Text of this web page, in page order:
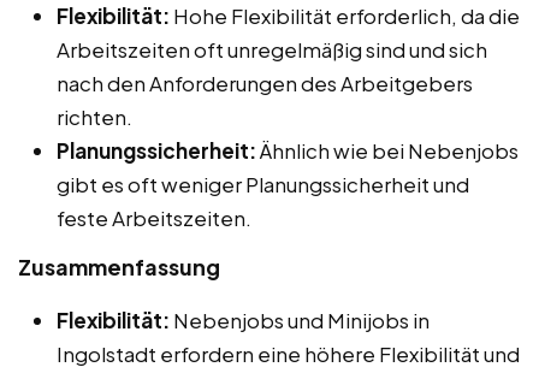
Flexibilität: Hohe Flexibilität erforderlich, da die
Arbeitszeiten oft unregelmäßig sind und sich
nach den Anforderungen des Arbeitgebers
richten.
Planungssicherheit:Ähnlich wie bei Nebenjobs
gibt es oft weniger Planungssicherheit und
feste Arbeitszeiten.
Zusammenfassung
Flexibilität: Nebenjobs und Minijobs in
Ingolstadt erfordern eine höhere Flexibilität und